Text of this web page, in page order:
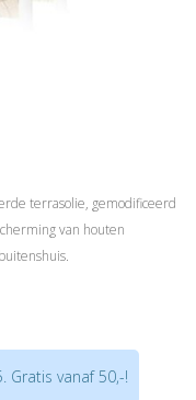
terrasolie, gemodificeerd
van houten
Gratis vanaf 50,-!